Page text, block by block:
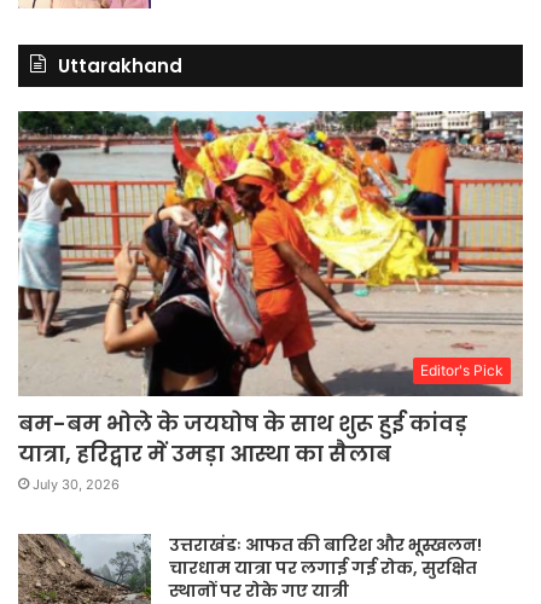
Uttarakhand
Editor's Pick
बम-बम भोले के जयघोष के साथ शुरू हुई कांवड़
यात्रा, हरिद्वार में उमड़ा आस्था का सैलाब
July 30, 2026
उत्तराखंडः आफत की बारिश और भूस्खलन!
चारधाम यात्रा पर लगाई गई रोक, सुरक्षित
स्थानों पर रोके गए यात्री